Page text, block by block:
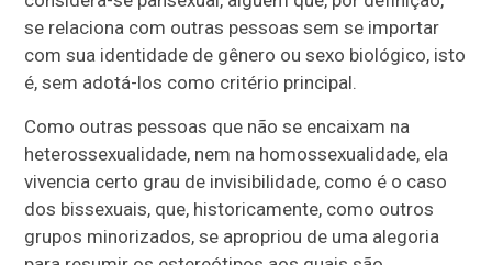
se relaciona com outras pessoas sem se importar
com sua identidade de gênero ou sexo biológico, isto
é, sem adotá-los como critério principal.
Como outras pessoas que não se encaixam na
heterossexualidade, nem na homossexualidade, ela
vivencia certo grau de invisibilidade, como é o caso
dos bissexuais, que, historicamente, como outros
grupos minorizados, se apropriou de uma alegoria